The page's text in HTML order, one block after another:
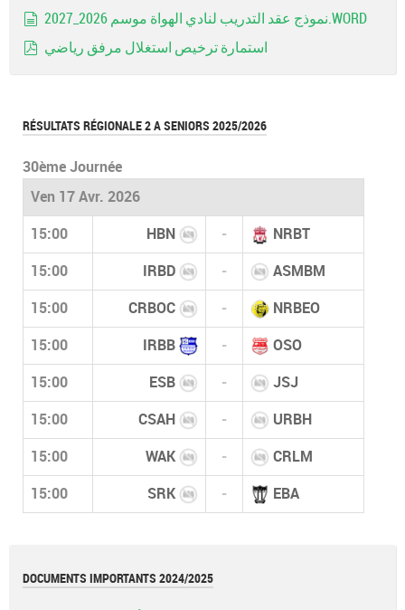
نموذج عقد التدريب لنادي الهواة موسم 2026_2027.WORD
استمارة ترخيص استغلال مرفق رياضي
RÉSULTATS RÉGIONALE 2 A SENIORS 2025/2026
30ème Journée
Ven 17 Avr. 2026
15:00 HBN - NRBT
15:00 IRBD - ASMBM
15:00 CRBOC - NRBEO
15:00 IRBB - OSO
15:00 ESB - JSJ
15:00 CSAH - URBH
15:00 WAK - CRLM
15:00 SRK - EBA
DOCUMENTS IMPORTANTS 2024/2025